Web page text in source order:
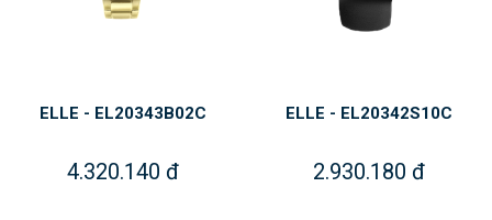
ELLE - EL20343B02C
4.320.140 đ
ELLE - EL20342S10C
2.930.180 đ